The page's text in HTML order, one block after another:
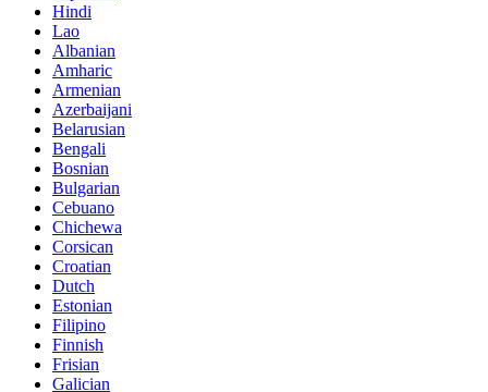
Hindi
Lao
Albanian
Amharic
Armenian
Azerbaijani
Belarusian
Bengali
Bosnian
Bulgarian
Cebuano
Chichewa
Corsican
Croatian
Dutch
Estonian
Filipino
Finnish
Frisian
Galician